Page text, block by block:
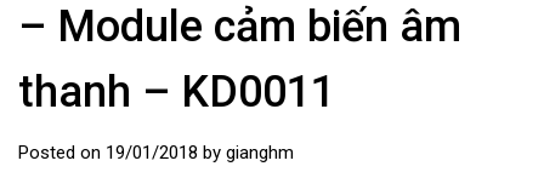
– Module cảm biến âm
thanh – KD0011
Posted on 19/01/2018 by gianghm